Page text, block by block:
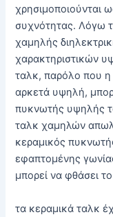
χρησιμοποιούνται
συχνότητας. Λόγω
χαμηλής
χαρακτηριστικών
ταλκ, παρόλο που η
αρκετά υψηλή,
πυκνωτής υψηλής
ταλκ χαμηλών
κεραμικός
εφαπτομένης
μπορεί να φθάσει
τα κεραμικά ταλκ